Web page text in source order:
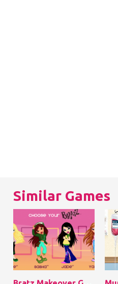
Similar Games